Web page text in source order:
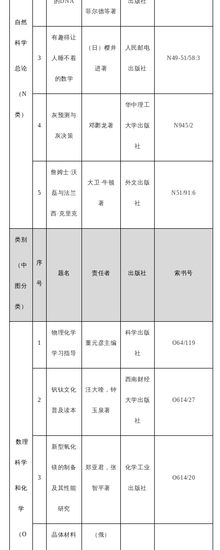
自然
科学
总论
（ N
类）
菲尔德等著
3
有趣得让
人睡不着
的数学
（日）樱井
进著
人民邮电
出版社
N49-51/58:3
4
灰预测与
灰决策
邓鄹龙著
华中理工
大学出版
社
N945/2
5
詹姆士·沃
磊与法兰
西·克里克
大卫·牛顿
著
外文出版
社
N51/91:6
类别
（中
图分
类）
序
号
题名 责任者 出版社 索书号
数理
科学
和化
学
（ O
1
物理化学
学习指导
董元彦主编
科学出版
社
O64/119
2
钒钛文化
普及读本
汪大喹，钟
玉泉著
西南财经
大学出版
社
O614/27
3
新型氧化
镁的制备
及其性能
研究
郑亚君，张
智平著
化学工业
出版社
O614/20
晶体材料 （俄）